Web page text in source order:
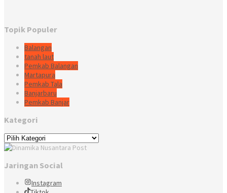
Topik Populer
Balangan
tanah laut
Pemkab Balangan
Martapura
Pemkab Tala
Banjarbaru
Pemkab Banjar
Kategori
Kategori
Jaringan Social
Instagram